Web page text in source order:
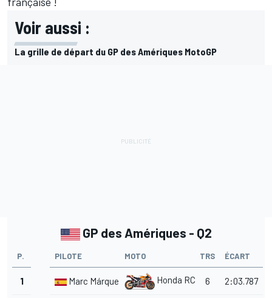
Voir aussi :
La grille de départ du GP des Amériques MotoGP
GP des Amériques - Q2
P. PILOTE MOTO TRS ÉCART
1 Marc Márquez Honda RC213V
6 2:03.787